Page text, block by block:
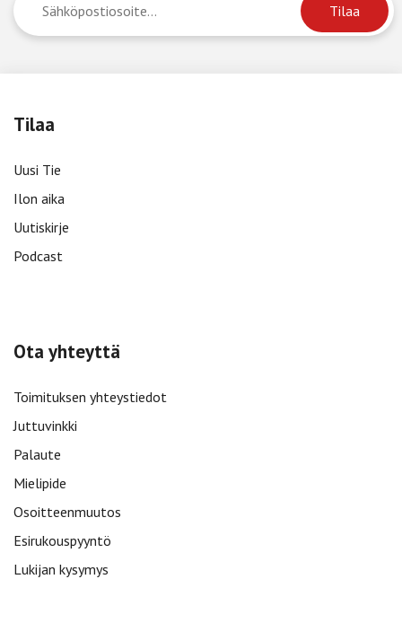
Tilaa
Uusi Tie
Ilon aika
Uutiskirje
Podcast
Ota yhteyttä
Toimituksen yhteystiedot
Juttuvinkki
Palaute
Mielipide
Osoitteenmuutos
Esirukouspyyntö
Lukijan kysymys